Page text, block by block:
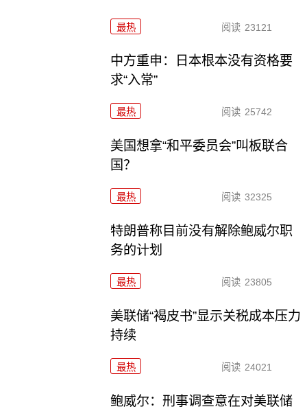
最热 阅读 23121
中方重申：日本根本没有资格要
求“入常”
最热 阅读 25742
美国想拿“和平委员会”叫板联合
国？
最热 阅读 32325
特朗普称目前没有解除鲍威尔职
务的计划
最热 阅读 23805
美联储“褐皮书”显示关税成本压力
持续
最热 阅读 24021
鲍威尔：刑事调查意在对美联储